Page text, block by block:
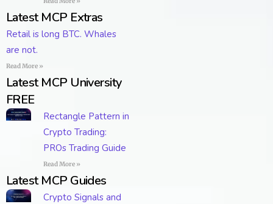
Latest MCP Extras
Retail is long BTC. Whales
are not.
Read More »
Latest MCP University
FREE
Rectangle Pattern in
Crypto Trading:
PROs Trading Guide
Read More »
Latest MCP Guides
Crypto Signals and